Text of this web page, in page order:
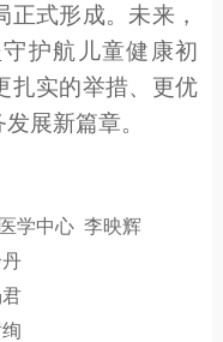
式形成。未来，
护航儿童健康初
扎实的举措、更优
展新篇章。
学中心 李映辉